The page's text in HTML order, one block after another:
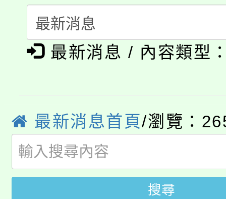
代理(課)教師甄選結果(
轉知中國文化大學推廣
《TA101》溝通分析基
系所師生報名參加。
淨零綠生活教案入校路
115年食農教育專業人
學籍身 分審查程序及
版
淨零綠領人才培育課程
公告本校115學年度第
代理(課)教師甄選結果(
「2026金融保險知識
桃園市115學年度學生
最新消息 / 內容類型
最新消息首頁/瀏覽：
搜尋